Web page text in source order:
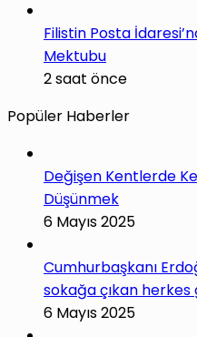
Filistin Posta
Mektubu
2 saat önce
Popüler Haberler
Değişen Kentlerde
Düşünmek
6 Mayıs 2025
Cumhurbaşkanı
sokağa çıkan
6 Mayıs 2025